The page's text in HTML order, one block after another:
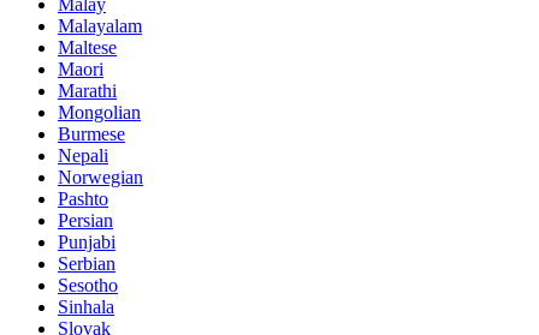
Malayalam
Maltese
Maori
Marathi
Mongolian
Burmese
Nepali
Norwegian
Pashto
Persian
Punjabi
Serbian
Sesotho
Sinhala
Slovak